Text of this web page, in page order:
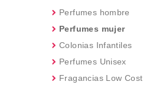
Perfumes hombre
Perfumes mujer
Colonias Infantiles
Perfumes Unisex
Fragancias Low Cost